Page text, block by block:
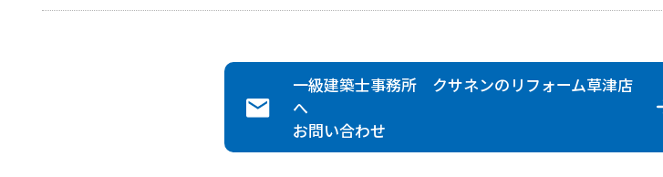
一級建築士事務所 クサネンのリフォーム草津店
へ
お問い合わせ